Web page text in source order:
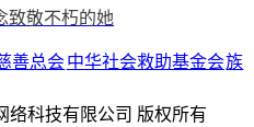
致敬不朽的她
善总会中华社会救助基金会族
络科技有限公司 版权所有